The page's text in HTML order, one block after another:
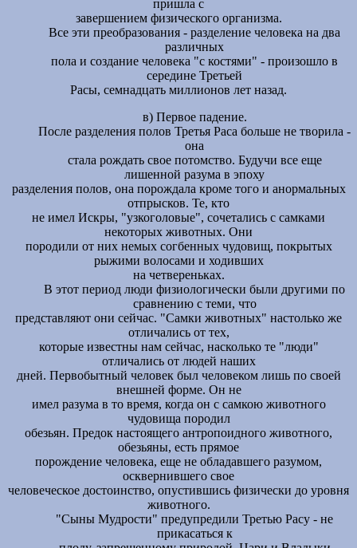
пришла с
завершением физического организма.
Все эти преобразования - разделение человека на два
различных
пола и создание человека "с костями" - произошло в
середине Третьей
Расы, семнадцать миллионов лет назад.
в) Первое падение.
После разделения полов Третья Раса больше не творила -
она
стала рождать свое потомство. Будучи все еще
лишенной разума в эпоху
разделения полов, она порождала кроме того и анормальных
отпрысков. Те, кто
не имел Искры, "узкоголовые", сочетались с самками
некоторых животных. Они
породили от них немых согбенных чудовищ, покрытых
рыжими волосами и ходивших
на четвереньках.
В этот период люди физиологически были другими по
сравнению с теми, что
представляют они сейчас. "Самки животных" настолько же
отличались от тех,
которые известны нам сейчас, насколько те "люди"
отличались от людей наших
дней. Первобытный человек был человеком лишь по своей
внешней форме. Он не
имел разума в то время, когда он с самкою животного
чудовища породил
обезьян. Предок настоящего антропоидного животного,
обезьяны, есть прямое
порождение человека, еще не обладавшего разумом,
осквернившего свое
человеческое достоинство, опустившись физически до уровня
животного.
"Сыны Мудрости" предупредили Третью Расу - не
прикасаться к